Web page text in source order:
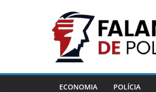
ECONOMIA POLÍCIA